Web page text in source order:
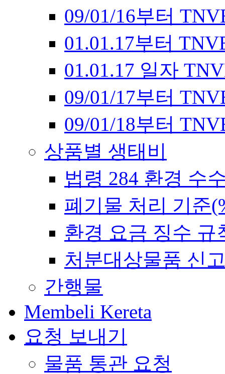
09/01/16부터
01.01.17부터
01.01.17 일자
09/01/17부터
09/01/18부터
상품별 생태비
법령 284 환경 수
폐기물 처리 기준
환경 요금 징수 규
처분대상물품 신
간행물
Membeli Kereta
요청 보내기
물품 통관 요청